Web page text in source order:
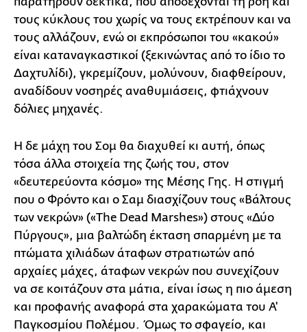
τους κύκλους του χωρίς να τους εκτρέπουν και να
τους αλλάζουν, ενώ οι εκπρόσωποι του «κακού»
είναι καταναγκαστικοί (ξεκινώντας από το ίδιο το
Δαχτυλίδι), γκρεμίζουν, μολύνουν, διαφθείρουν,
αναδίδουν νοσηρές αναθυμιάσεις, φτιάχνουν
δόλιες μηχανές.
Η δε μάχη του Σομ θα διαχυθεί κι αυτή, όπως
τόσα άλλα στοιχεία της ζωής του, στον
«δευτερεύοντα κόσμο» της Μέσης Γης. Η στιγμή
που ο Φρόντο και ο Σαμ διασχίζουν τους «Βάλτους
των νεκρών» («The Dead Marshes») στους «Δύο
Πύργους», μια βαλτώδη έκταση σπαρμένη με τα
πτώματα χιλιάδων άταφων στρατιωτών από
αρχαίες μάχες, άταφων νεκρών που συνεχίζουν
να σε κοιτάζουν στα μάτια, είναι ίσως η πιο άμεση
και προφανής αναφορά στα χαρακώματα του Α'
Παγκοσμίου Πολέμου. Όμως το σφαγείο, και